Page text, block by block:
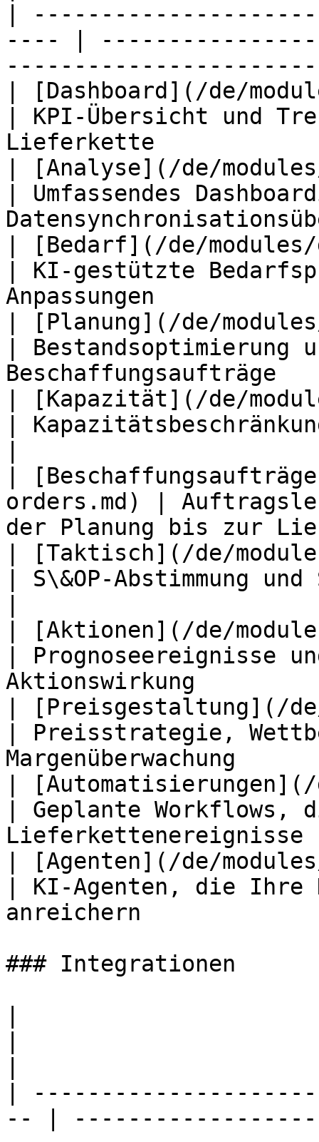
|
---- |
| [Dashboard](/de/
| KPI-Übersicht und
Lieferkette
| [Analyse](/de/
| Umfassendes
| [Bedarf](/de/modules/
| KI-gestützte
Anpassungen
| [Planung](/de/
| Bestandsoptimierung
| [Kapazität](/de/
|
|
orders.md) |
der Planung bis zur
| [Taktisch](/de/
| S\&OP-Abstimmung
| [Aktionen](/de/
| Prognoseereignisse
Aktionswirkung
| [Preisgestaltung](/
| Preisstrategie,
Margenüberwachung
| [Automatisierungen](/
| Geplante Workflows,
| [Agenten](/de/
| KI-Agenten, die
anreichern
### Integrationen
|
-- |